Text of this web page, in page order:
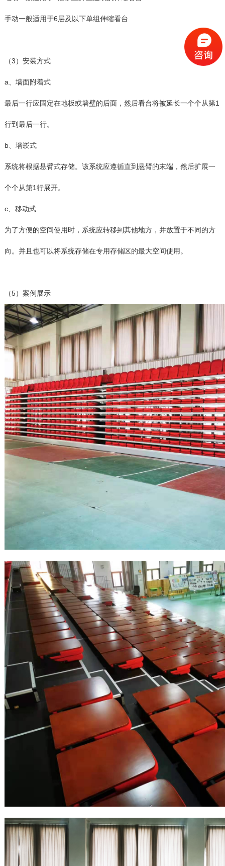
手动一般适用于6层及以下单组伸缩看台
（3）安装方式
a、墙面附着式
最后一行应固定在地板或墙壁的后面，然后看台将被延长一个个从第1
行到最后一行。
b、墙崁式
系统将根据悬臂式存储。该系统应遵循直到悬臂的末端，然后扩展一
个个从第1行展开。
c、移动式
为了方便的空间使用时，系统应转移到其他地方，并放置于不同的方
向。并且也可以将系统存储在专用存储区的最大空间使用。
（5）案例展示